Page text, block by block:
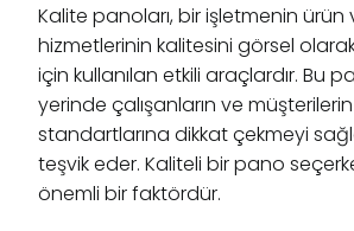
Kalite panoları, bir işletmenin ürün
hizmetlerinin kalitesini görsel
için kullanılan etkili araçlardır. Bu
yerinde çalışanların ve
standartlarına dikkat çekmeyi
teşvik eder. Kaliteli bir pano
önemli bir faktördür.